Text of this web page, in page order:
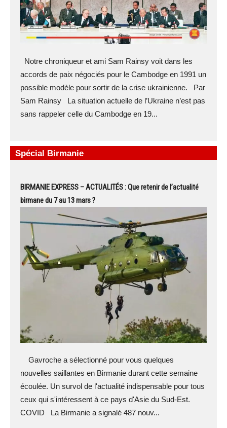
Notre chroniqueur et ami Sam Rainsy voit dans les
accords de paix négociés pour le Cambodge en 1991 un
possible modèle pour sortir de la crise ukrainienne. Par
Sam Rainsy La situation actuelle de l’Ukraine n’est pas
sans rappeler celle du Cambodge en 19...
Spécial Birmanie
BIRMANIE EXPRESS – ACTUALITÉS : Que retenir de l’actualité
birmane du 7 au 13 mars ?
Gavroche a sélectionné pour vous quelques
nouvelles saillantes en Birmanie durant cette semaine
écoulée. Un survol de l'actualité indispensable pour tous
ceux qui s'intéressent à ce pays d'Asie du Sud-Est.
COVID La Birmanie a signalé 487 nouv...